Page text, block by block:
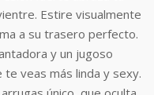
Estire visualmente
a su trasero perfecto.
y un jugoso
veas más linda y sexy.